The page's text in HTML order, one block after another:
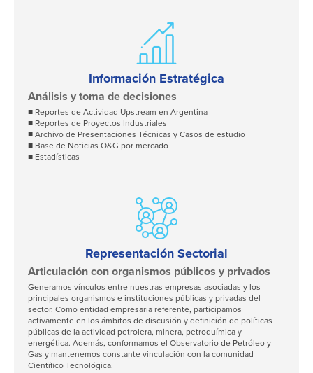
Información Estratégica
Análisis y toma de decisiones
■ Reportes de Actividad Upstream en Argentina
■ Reportes de Proyectos Industriales
■ Archivo de Presentaciones Técnicas y Casos de estudio
■ Base de Noticias O&G por mercado
■ Estadísticas
Representación Sectorial
Articulación con organismos públicos y privados
Generamos vínculos entre nuestras empresas asociadas y los
principales organismos e instituciones públicas y privadas del
sector. Como entidad empresaria referente, participamos
activamente en los ámbitos de discusión y definición de políticas
públicas de la actividad petrolera, minera, petroquímica y
energética. Además, conformamos el Observatorio de Petróleo y
Gas y mantenemos constante vinculación con la comunidad
Científico Tecnológica.